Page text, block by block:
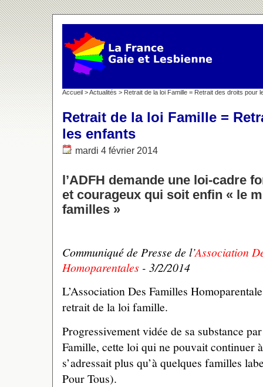
Accueil >Actualités > Retrait de la loi Famille = Retrait des droits pour
Retrait de la loi Famille =
les enfants
mardi 4 février 2014
l’ADFH demande une loi-cadre
et courageux qui soit enfin « le
familles »
Communiqué de Presse de l’Association
Homoparentales - 3/2/2014
L’Association Des Familles
retrait de la loi famille.
Progressivement vidée de sa substance
Famille, cette loi qui ne pouvait continuer
s’adressait plus qu’à quelques familles
Pour Tous).